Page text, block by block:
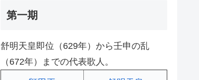
第一期
舒明天皇即位（629年）から壬申の乱
（672年）までの代表歌人。